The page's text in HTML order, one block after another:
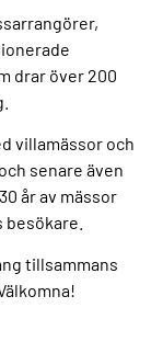
drar över 200
villamässor och
senare även
år av mässor
tillsammans